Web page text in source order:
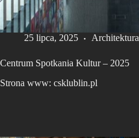
25 lipca, 2025 Architektura
Centrum Spotkania Kultur – 2025
Strona www: csklublin.pl